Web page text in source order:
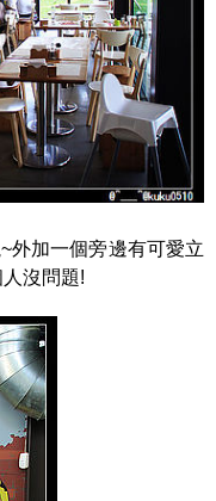
外加一個旁邊有可愛立
沒問題!